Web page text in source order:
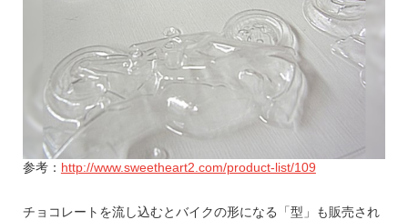
参考： http://www.sweetheart2.com/product-list/109
チョコレートを流し込むとバイクの形になる「型」も販売され